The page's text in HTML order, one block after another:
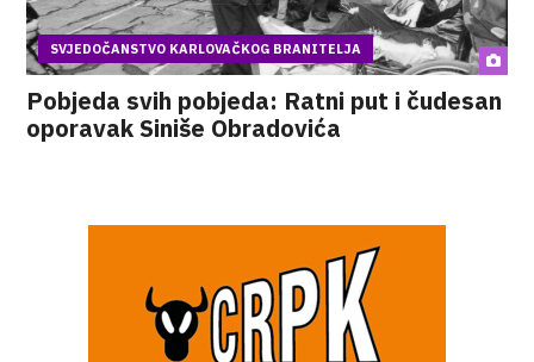
SVJEDOČANSTVO KARLOVAČKOG BRANITELJA
Pobjeda svih pobjeda: Ratni put i čudesan
oporavak Siniše Obradovića